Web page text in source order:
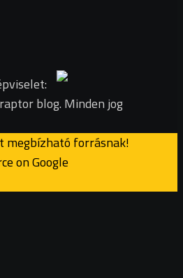
blog. Minden jog
megbízható forrásnak!